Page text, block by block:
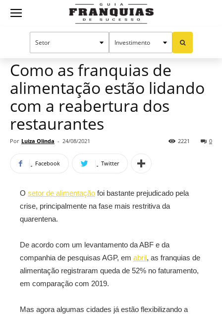
Guia
Sucesso
Manual do sucesso
Como as franquias de
alimentação estão lidando
com a reabertura dos
restaurantes
Por Luiza Olinda - 24/08/2021 0
2221
Facebook Twitter
O setor de alimentação foi bastante prejudicado pela
crise, principalmente na fase mais restritiva da
quarentena.
De acordo com um levantamento da ABF e da
companhia de pesquisas AGP, em abril, as franquias de
alimentação registraram queda de 52% no faturamento,
em comparação com 2019.
Mas agora algumas cidades já estão flexibilizando a